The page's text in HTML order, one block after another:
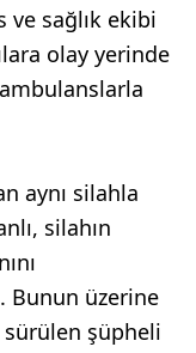
ve sağlık ekibi
olay yerinde
aynı silahla
silahın
Bunun üzerine
sürülen şüpheli